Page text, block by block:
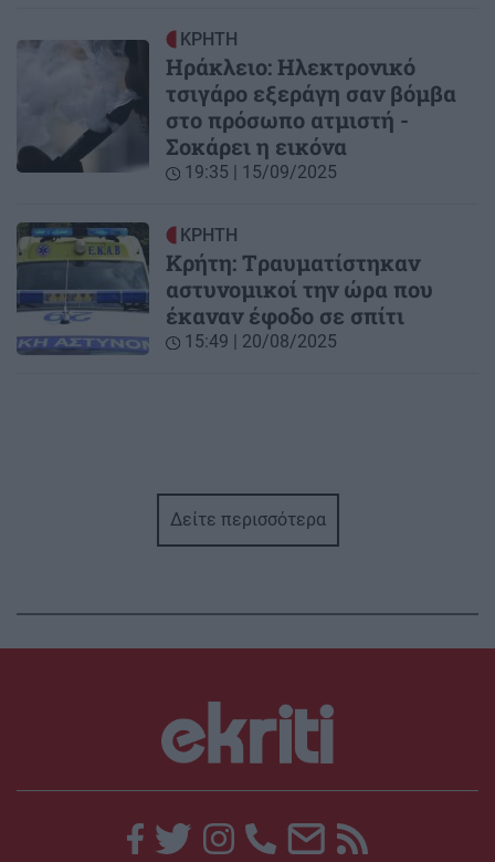
ΚΡΗΤΗ
Hράκλειο: Ηλεκτρονικό
τσιγάρο εξεράγη σαν βόμβα
στο πρόσωπο ατμιστή -
Σοκάρει η εικόνα
19:35 | 15/09/2025
ΚΡΗΤΗ
Κρήτη: Tραυματίστηκαν
αστυνομικοί την ώρα που
έκαναν έφοδο σε σπίτι
15:49 | 20/08/2025
Δείτε περισσότερα